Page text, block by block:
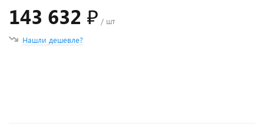
143 632 ₽ / шт
Нашли дешевле?